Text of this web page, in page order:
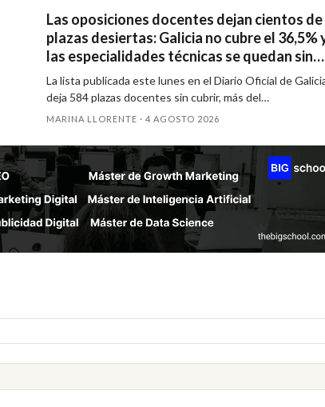
Las oposiciones docentes dejan cientos de
plazas desiertas: Galicia no cubre el 36,5%
las especialidades técnicas se quedan sin
candidatos
La lista publicada este lunes en el Diario Oficial de
deja 584 plazas docentes sin cubrir, más del…
MARINA LLORENTE ·4 AGOSTO 2026